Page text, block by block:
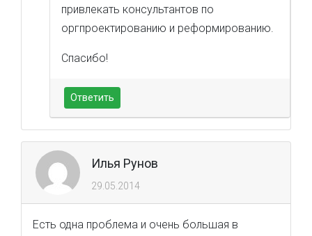
привлекать консультантов по
оргпроектированию и реформированию.
Спасибо!
Ответить
Илья Рунов
29.05.2014
Есть одна проблема и очень большая в